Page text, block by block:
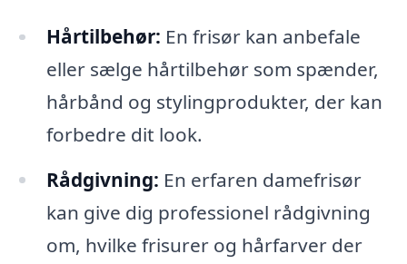
Hårtilbehør: En frisør kan anbefale
eller sælge hårtilbehør som spænder,
hårbånd og stylingprodukter, der kan
forbedre dit look.
Rådgivning: En erfaren damefrisør
kan give dig professionel rådgivning
om, hvilke frisurer og hårfarver der